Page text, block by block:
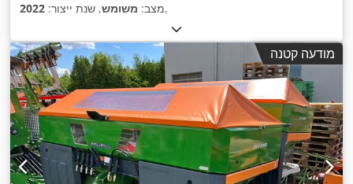
מצב: משומש, שנת ייצור: 2022 ,
מודעה קטנה